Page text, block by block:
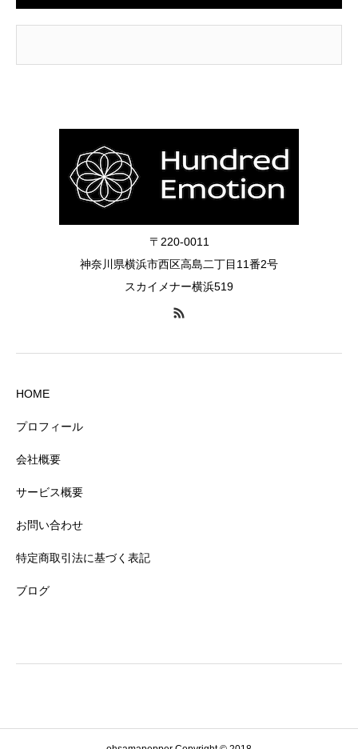
〒220-0011
神奈川県横浜市西区高島二丁目11番2号
スカイメナー横浜519
HOME
プロフィール
会社概要
サービス概要
お問い合わせ
特定商取引法に基づく表記
ブログ